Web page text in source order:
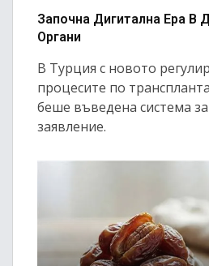
Започна Дигитална Ера В
Органи
В Турция с новото
процесите по
беше въведена система
заявление.